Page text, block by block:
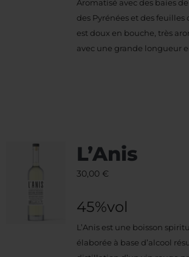
Aromatisé avec des baies
des Pyrénées et des feuilles
est doux en bouche, très
avec une grande longueur
L’Anis
30,00 €
45%vol
L’Anis est une boisson
élaborée à base d’alcool